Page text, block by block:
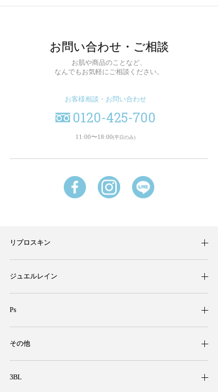
お問い合わせ・ご相談
お肌や商品のことなど、
なんでもお気軽にご相談ください。
お客様相談・お問い合わせ
0120-425-700
11:00〜18:00(平日のみ)
リプロスキン
ジュエルレイン
Ps
その他
3BL